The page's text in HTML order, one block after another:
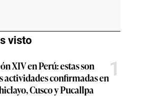
visto
XIV en Perú: estas son
actividades confirmadas en
Cusco y Pucallpa
1